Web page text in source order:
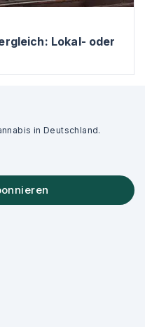
Lokal- oder
in Deutschland.